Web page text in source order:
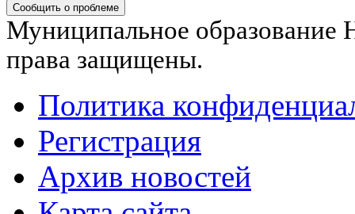
Сообщить о проблеме
Муниципальное образование
права защищены.
Политика
Регистрация
Архив новостей